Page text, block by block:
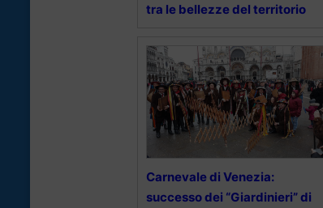
tra le bellezze del territorio
Carnevale di Venezia:
successo dei “Giardinieri” di